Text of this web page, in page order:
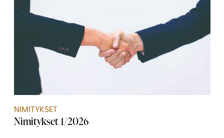
NIMITYKSET
Nimitykset 1/2026